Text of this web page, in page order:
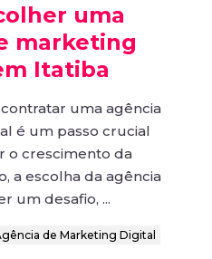
uma
marketing
Itatiba
uma agência
é um passo crucial
o crescimento da
a escolha da agência
um desafio, ...
de Marketing Digital